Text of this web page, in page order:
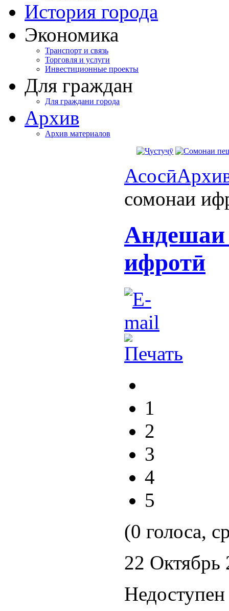
История города
Экономика
Транспорт и связь
Торговля и услуги
Инвестиционные проекты
Для граждан
Для граждани города
Архив
Архив материалов
Асосӣ
сомонаи
Андешаи
ифротӣ
1
2
3
4
5
(0 голоса,
22 Октябрь